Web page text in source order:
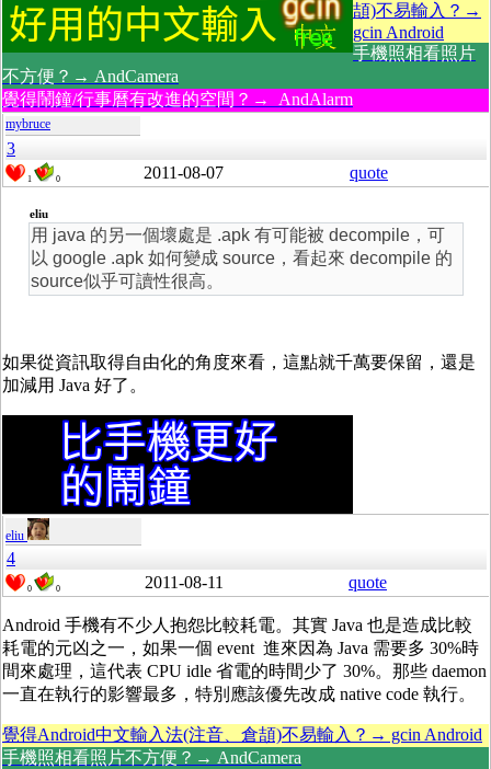
頡)不易輸入？→
gcin Android
手機照相看照片
不方便？→ AndCamera
覺得鬧鐘/行事曆有改進的空間？→ AndAlarm
mybruce
3
1 0 2011-08-07 quote
eliu
用 java 的另一個壞處是 .apk 有可能被 decompile，可
以 google .apk 如何變成 source，看起來 decompile 的
source似乎可讀性很高。
如果從資訊取得自由化的角度來看，這點就千萬要保留，還是
加減用 Java 好了。
eliu
4
0 0 2011-08-11 quote
Android 手機有不少人抱怨比較耗電。其實 Java 也是造成比較
耗電的元凶之一，如果一個 event 進來因為 Java 需要多 30%時
間來處理，這代表 CPU idle 省電的時間少了 30%。那些 daemon
一直在執行的影響最多，特別應該優先改成 native code 執行。
覺得Android中文輸入法(注音、倉頡)不易輸入？→ gcin Android
手機照相看照片不方便？→ AndCamera